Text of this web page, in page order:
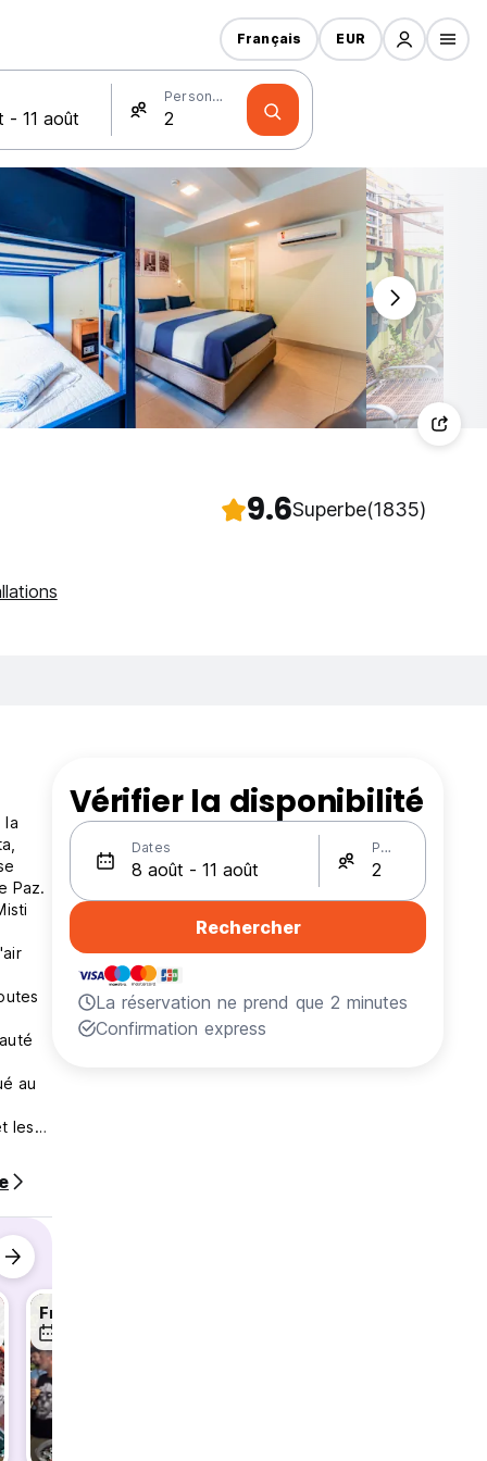
Personnes
Français EUR
9.6Superbe(1835)
la
Paz.
au
les
Vérifier la disponibilité
Dates Personnes
Rechercher
La réservation ne prend que 2 minutes
Confirmation express